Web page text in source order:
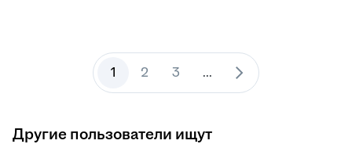
1 2 3 ...
Другие пользователи ищут